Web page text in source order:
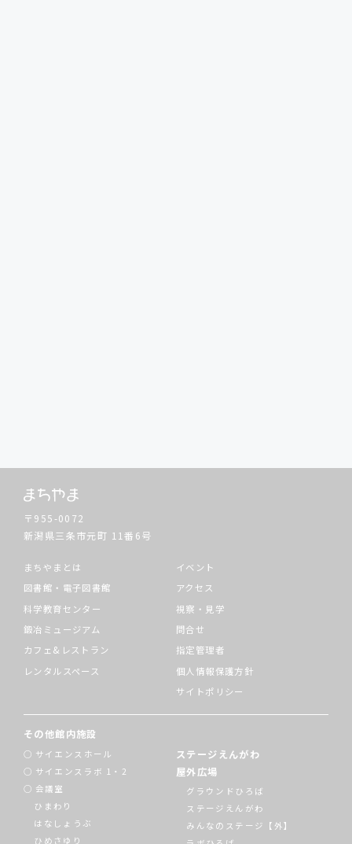
〒955-0072
新潟県三条市元町 11番6号
まちやまとは
図書館・電子図書館
科学教育センター
鍛冶ミュージアム
カフェ&レストラン
レンタルスペース
イベント
アクセス
視察・見学
問合せ
指定管理者
個人情報保護方針
サイトポリシー
その他館内施設
サイエンスホール
サイエンスラボ 1・2
会議室
ひまわり
はなしょうぶ
ひめさゆり
ステージえんがわ
屋外広場
グラウンドひろば
ステージえんがわ
みんなのステージ【外】